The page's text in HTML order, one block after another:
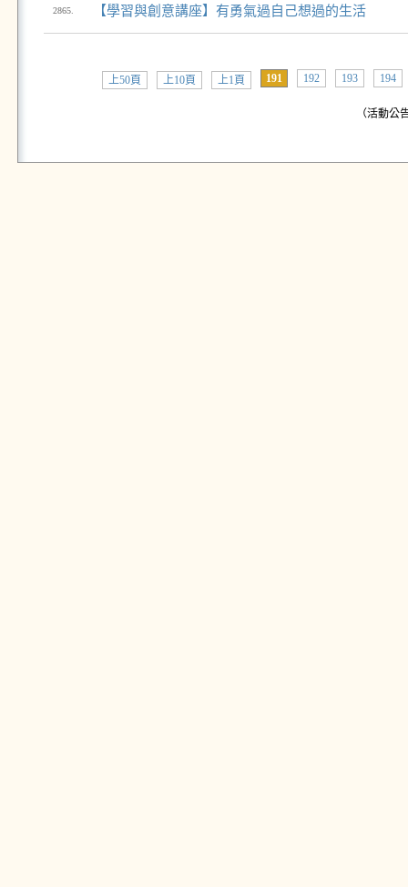
2865. 【學習與創意講座】有勇氣過自己想過的生活
上50頁 上10頁 上1頁 191 192 193 194
（活動公